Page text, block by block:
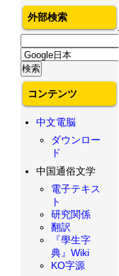
外部検索
コンテンツ
中文電脳
ダウンロー
ド
中国通俗文学
電子テキス
ト
研究関係
翻訳
『學生字
典』Wiki
KO字源